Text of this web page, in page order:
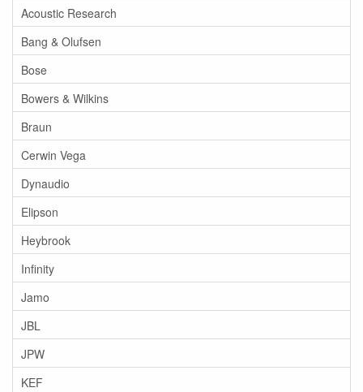
Acoustic Research
Bang & Olufsen
Bose
Bowers & Wilkins
Braun
Cerwin Vega
Dynaudio
Elipson
Heybrook
Infinity
Jamo
JBL
JPW
KEF